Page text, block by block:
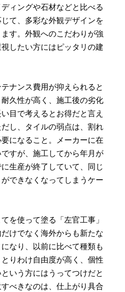
ィングや石材などと比べる
て、多彩な外観デザインを
す。外観へのこだわりが強
したい方にはピッタリの建
ナンス費用が抑えられると
久性が高く、施工後の劣化
目で考えるとお得だと言え
し、タイルの弱点は、割れ
になること。メーカーに在
すが、施工してから年月が
生産が終了していて、同じ
できなくなってしまうケー
を使って塗る「左官工事」
けでなく海外からも新たな
なり、以前に比べて種類も
りわけ自由度が高く、個性
いう方にはうってつけだと
べきなのは、仕上がり具合